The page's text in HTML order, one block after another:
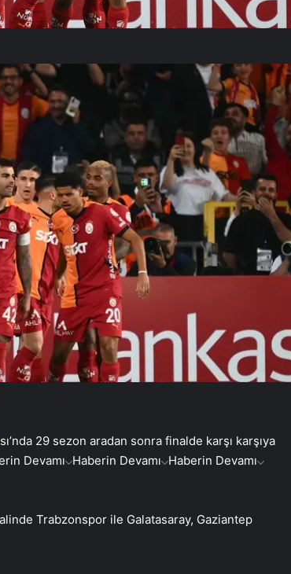
29 sezon aradan sonra finalde karşı karşıya
Devamı Haberin Devamı Haberin Devamı
Trabzonspor ile Galatasaray, Gaziantep